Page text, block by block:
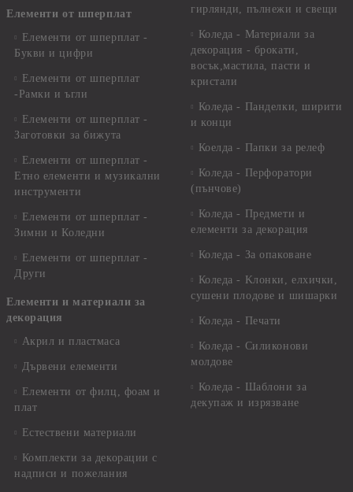
Елементи от шперплат
Елементи от шперплат -
Букви и цифри
Елементи от шперплат
-Рамки и ъгли
Елементи от шперплат -
Заготовки за бижута
Елементи от шперплат -
Етно елементи и музикални
инструменти
Елементи от шперплат -
Зимни и Коледни
Елементи от шперплат -
Други
Елементи и материали за
декорация
Акрил и пластмаса
Дървени елементи
Елементи от филц, фоам и
плат
Естествени материали
Комплекти за декорации с
надписи и пожелания
гирлянди, пълнежи и свещи
Коледа - Материали за
декорация - брокати,
восък,мастила, пасти и
кристали
Коледа - Панделки, ширити
и конци
Коелда - Папки за релеф
Коледа - Перфоратори
(пънчове)
Коледа - Предмети и
елементи за декорация
Коледа - За опаковане
Коледа - Kлонки, елхички,
сушени плодове и шишарки
Коледа - Печати
Коледа - Силиконови
молдове
Коледа - Шаблони за
декупаж и изрязване